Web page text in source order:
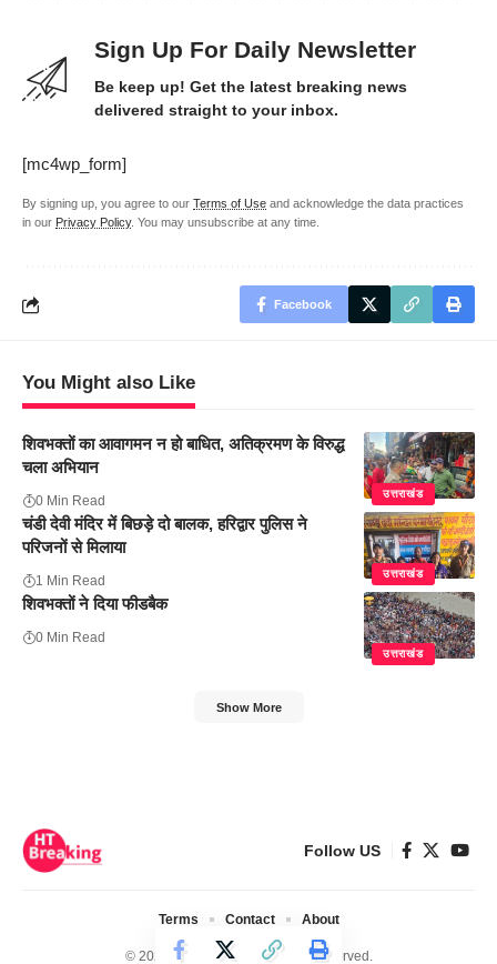
Sign Up For Daily Newsletter
Be keep up! Get the latest breaking news
delivered straight to your inbox.
[mc4wp_form]
By signing up, you agree to our Terms of Use and acknowledge the data practices
in our Privacy Policy. You may unsubscribe at any time.
Facebook
You Might also Like
उत्तराखंड
शिवभक्तों का आवागमन न हो बाधित, अतिक्रमण के विरुद्ध
चला अभियान
0 Min Read
उत्तराखंड
चंडी देवी मंदिर में बिछड़े दो बालक, हरिद्वार पुलिस ने
परिजनों से मिलाया
1 Min Read
उत्तराखंड
शिवभक्तों ने दिया फीडबैक
0 Min Read
Show More
Follow US
© 2024 Ht Breaking. All Rights Reserved.
Terms Contact About